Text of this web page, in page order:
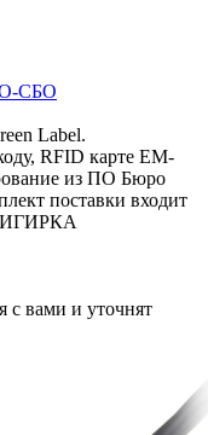
СБО
Label.
RFID карте EM-
из ПО Бюро
поставки входит
с вами и уточнят